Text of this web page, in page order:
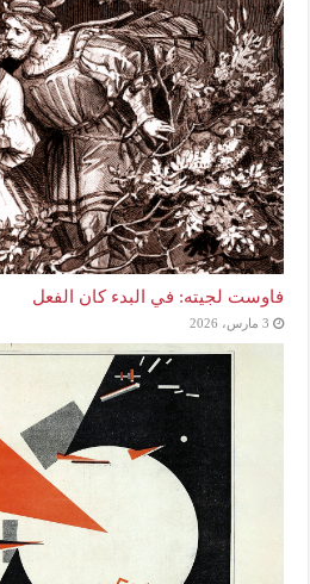
فاوست لجيته: في البدء كان الفعل
3 مارس، 2026